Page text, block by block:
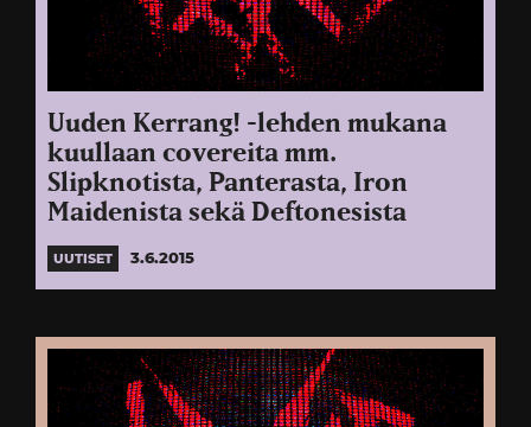
Uuden Kerrang! -lehden mukana
kuullaan covereita mm.
Slipknotista, Panterasta, Iron
Maidenista sekä Deftonesista
UUTISET 3.6.2015